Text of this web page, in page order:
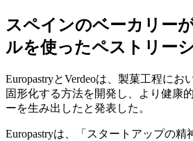
スペインのベーカリー
ルを使ったペストリー
EuropastryとVerdeoは、製菓工程にお
固形化する方法を開発し、より健康
ーを生み出したと発表した。
Europastryは、「スタートアップの精